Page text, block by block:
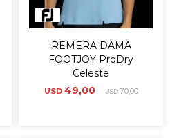
REMERA DAMA
FOOTJOY ProDry
Celeste
USD 49,00 USD70,00